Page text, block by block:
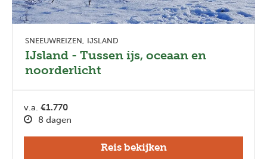
SNEEUWREIZEN IJSLAND
IJsland - Tussen ijs, oceaan en
noorderlicht
v.a. €1.770
8 dagen
Reis bekijken